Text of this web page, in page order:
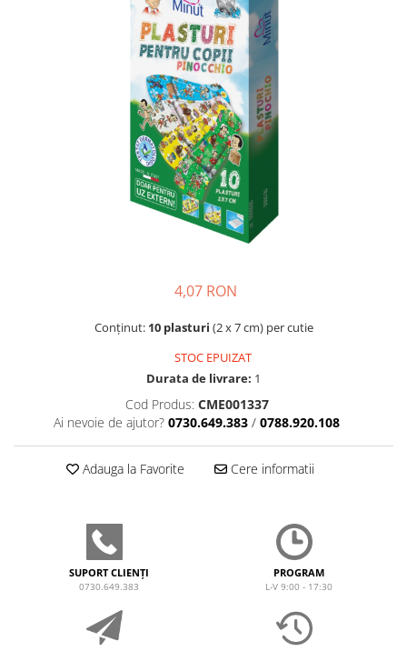
Masti pentru ten si gomaje
Tratamente si seruri pentru ten
Cadite bebe si accesorii baie
Articole igiena dentara copii
Ser fiziologic si comprese sterile
Masti chirurgicale medicale
4,07 RON
Conținut: 10 plasturi (2 x 7 cm) per cutie
STOC EPUIZAT
Durata de livrare: 1
Cod Produs: CME001337
Ai nevoie de ajutor? 0730.649.383 / 0788.920.108
Adauga la Favorite Cere informatii
SUPORT CLIENȚI
0730.649.383
PROGRAM
L-V 9:00 - 17:30